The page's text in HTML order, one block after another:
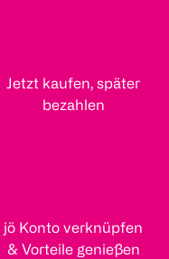
Jetzt kaufen, später
bezahlen
jö Konto verknüpfen
& Vorteile genießen